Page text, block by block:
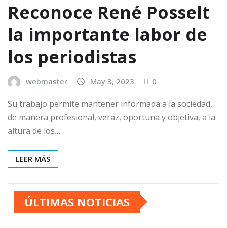
Reconoce René Posselt
la importante labor de
los periodistas
webmaster May 3, 2023 0
Su trabajo permite mantener informada a la sociedad,
de manera profesional, veraz, oportuna y objetiva, a la
altura de los…
LEER MÁS
ÚLTIMAS NOTICIAS